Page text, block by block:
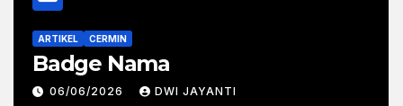
ARTIKEL CERMIN
Badge Nama
06/06/2026 DWI JAYANTI